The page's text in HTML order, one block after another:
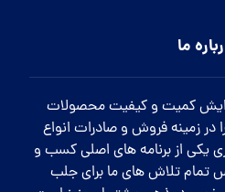
ما
کمیت و کیفیت محصولات
در زمینه فروش و صادرات انواع
یکی از برنامه های اصلی کسب و
تمام تلاش های ما برای جلب